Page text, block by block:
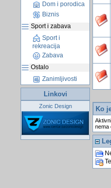
Dom i porodica
Biznis
Sport i zabava
Sport i
rekreacija
Zabava
Ostalo
Zanimljivosti
Linkovi
Zonic Design Ko
nema